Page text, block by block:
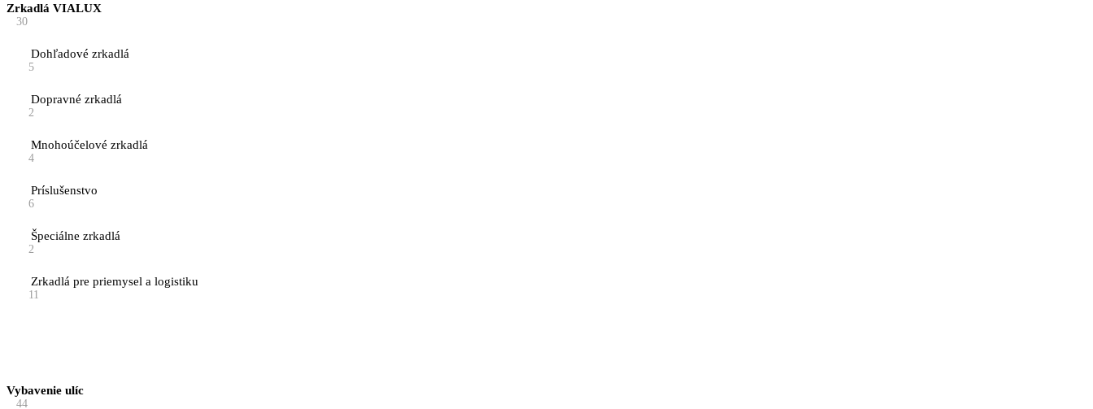
Zrkadlá VIALUX
30
Dohľadové zrkadlá
5
Dopravné zrkadlá
2
Mnohoúčelové zrkadlá
4
Príslušenstvo
6
Špeciálne zrkadlá
2
Zrkadlá pre priemysel a logistiku
11
Vybavenie ulíc
44